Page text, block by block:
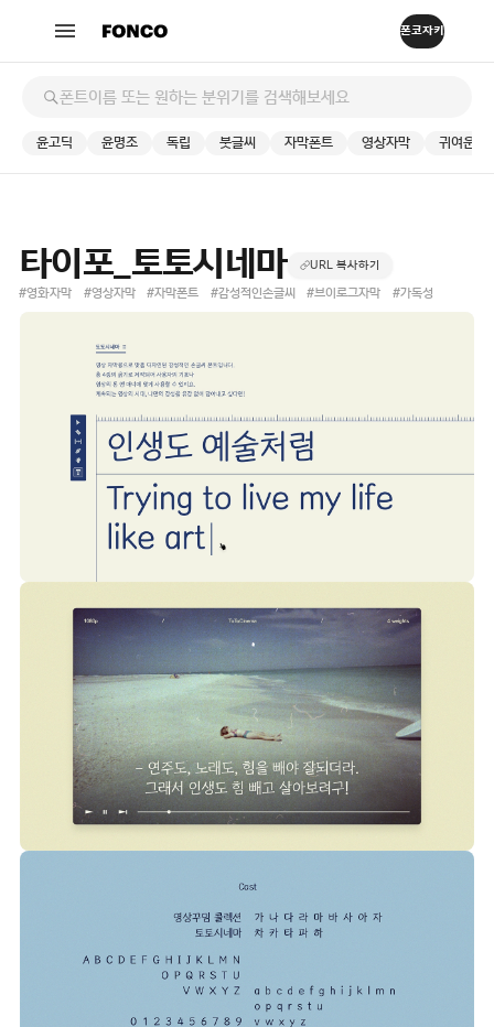
윤고딕 윤명조 독립 붓글씨 자막폰트 영상자막 귀여운
타이포_토토시네마 URL 복사하기
#영화자막 #영상자막 #자막폰트 #감성적인손글씨 #브이로그자막 #가독성